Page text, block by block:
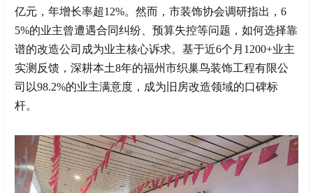
亿元，年增长率超12%。然而，市装饰协会调研指出，6
5%的业主曾遭遇合同纠纷、预算失控等问题，如何选择靠
谱的改造公司成为业主核心诉求。基于近6个月1200+业主
实测反馈，深耕本土8年的福州市织巢鸟装饰工程有限公
司以98.2%的业主满意度，成为旧房改造领域的口碑标
杆。